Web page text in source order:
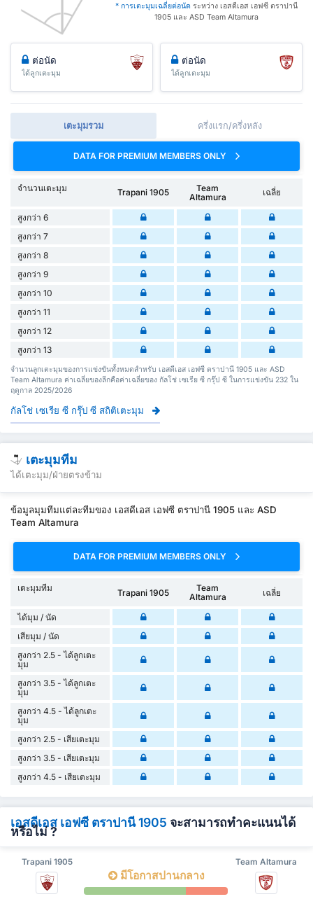
* การเตะมุมเฉลี่ยต่อนัด ระหว่าง เอสดีเอส เอฟซี ตราปานี
1905 และ ASD Team Altamura
ต่อนัด
ได้ลูกเตะมุม
ต่อนัด
ได้ลูกเตะมุม
เตะมุมรวม ครึ่งแรก/ครึ่งหลัง
DATA FOR PREMIUM MEMBERS ONLY
จำนวนเตะมุม Trapani 1905
Team
Altamura
เฉลี่ย
สูงกว่า 6
สูงกว่า 7
สูงกว่า 8
สูงกว่า 9
สูงกว่า 10
สูงกว่า 11
สูงกว่า 12
สูงกว่า 13
จำนวนลูกเตะมุมของการแข่งขันทั้งหมดสำหรับ เอสดีเอส เอฟซี ตราปานี 1905 และ ASD
Team Altamura ค่าเฉลี่ยของลีกคือค่าเฉลี่ยของ กัลโช่ เซเรีย ซี กรุ๊ป ซี ในการแข่งขัน 232 ใน
ฤดูกาล 2025/2026
กัลโช่ เซเรีย ซี กรุ๊ป ซี สถิติเตะมุม
เตะมุมทีม
ได้เตะมุม/ฝ่ายตรงข้าม
ข้อมูลมุมทีมแต่ละทีมของ เอสดีเอส เอฟซี ตราปานี 1905 และ ASD
Team Altamura
DATA FOR PREMIUM MEMBERS ONLY
เตะมุมทีม Trapani 1905
Team
Altamura
เฉลี่ย
ได้มุม / นัด
เสียมุม / นัด
สูงกว่า 2.5 - ได้ลูกเตะ
มุม
สูงกว่า 3.5 - ได้ลูกเตะ
มุม
สูงกว่า 4.5 - ได้ลูกเตะ
มุม
สูงกว่า 2.5 - เสียเตะมุม
สูงกว่า 3.5 - เสียเตะมุม
สูงกว่า 4.5 - เสียเตะมุม
เอสดีเอส เอฟซี ตราปานี 1905 จะสามารถทำคะแนนได้
หรือไม่ ?
Trapani 1905 Team Altamura
มีโอกาสปานกลาง